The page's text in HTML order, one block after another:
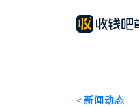
餐饮解决方案
公司简介新
<新闻动态